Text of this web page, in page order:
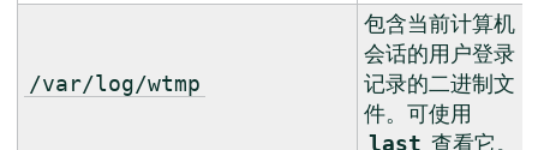
/var/log/wtmp
包含当前计算机
会话的用户登录
记录的二进制文
件。可使用
last 查看它。